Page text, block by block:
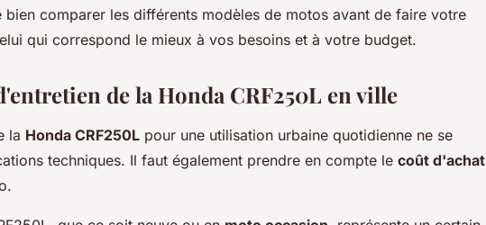
comparer les différents modèles de motos avant de faire votre
qui correspond le mieux à vos besoins et à votre budget.
de la Honda CRF250L en ville
la Honda CRF250L pour une utilisation urbaine quotidienne ne se
techniques. Il faut également prendre en compte le coût d'achat